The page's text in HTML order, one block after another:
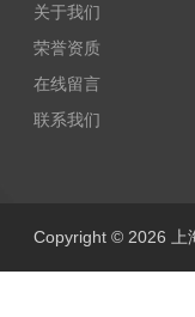
关于我们
荣誉资质
在线留言
联系我们
Copyright © 2026 上